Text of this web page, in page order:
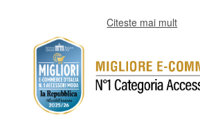
Citeste mai mult